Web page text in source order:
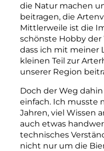
die Natur machen
beitragen, die
Mittlerweile ist die
schönste Hobby
dass ich mit meiner
kleinen Teil zur
unserer Region
Doch der Weg
einfach. Ich musste
Jahren, viel Wissen
auch etwas
technisches
nicht nur um die